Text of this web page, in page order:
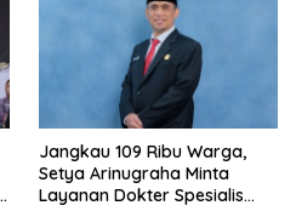
Jangkau 109 Ribu Warga,
Setya Arinugraha Minta
Layanan Dokter Spesialis